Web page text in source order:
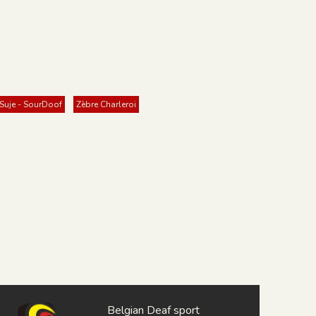
Suje - SourDoof Zèbre Charleroi
Belgian Deaf sport